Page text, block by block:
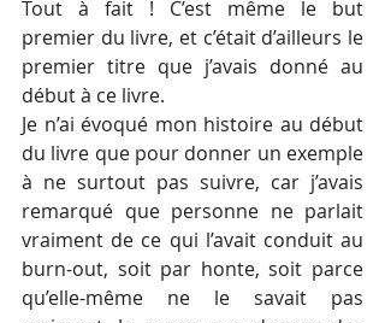
Tout à fait ! C’est même le but
premier du livre, et c’était d’ailleurs le
premier titre que j’avais donné au
début à ce livre.
Je n’ai évoqué mon histoire au début
du livre que pour donner un exemple
à ne surtout pas suivre, car j’avais
remarqué que personne ne parlait
vraiment de ce qui l’avait conduit au
burn-out, soit par honte, soit parce
qu’elle-même ne le savait pas